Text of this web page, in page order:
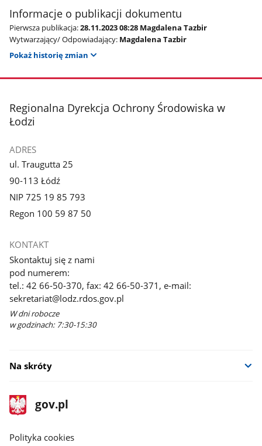
Informacje o publikacji dokumentu
Pierwsza publikacja:28.11.2023 08:28 Magdalena Tazbir
Wytwarzający/ Odpowiadający: Magdalena Tazbir
Pokaż historię zmian
stopka
Regionalna Dyrekcja Ochrony Środowiska w
Łodzi
ADRES
ul. Traugutta 25
90-113 Łódź
NIP 725 19 85 793
Regon 100 59 87 50
KONTAKT
Skontaktuj się z nami
pod numerem:
tel.: 42 66-50-370, fax: 42 66-50-371, e-mail:
sekretariat@lodz.rdos.gov.pl
W dni robocze
w godzinach: 7:30-15:30
Na skróty
stopka
gov.pl
Strona
gov.pl
gov.pl
Polityka cookies